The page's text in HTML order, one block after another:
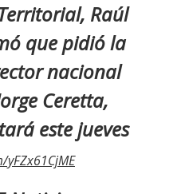
Raúl
que pidió la
nacional
Ceretta,
este jueves